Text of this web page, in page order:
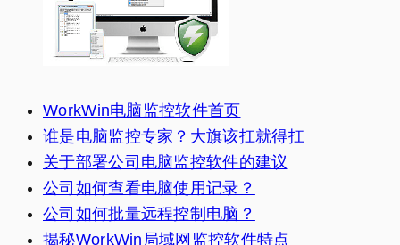
WorkWin电脑监控软件首页
谁是电脑监控专家？大旗该扛就得扛
关于部署公司电脑监控软件的建议
公司如何查看电脑使用记录？
公司如何批量远程控制电脑？
揭秘WorkWin局域网监控软件特点